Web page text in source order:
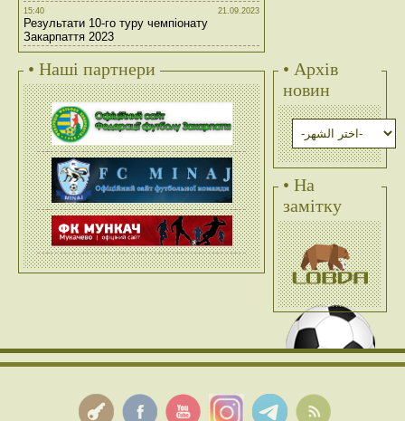
15:40 21.09.2023
Результати 10-го туру чемпіонату
Закарпаття 2023
• Наші партнери
• Архів
новин
• На
замітку